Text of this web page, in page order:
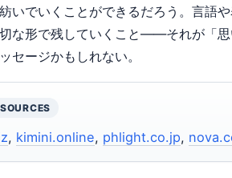
いでいくことができるだろう。言語
な形で残していくこと——それが「
セージかもしれない。
, kimini.online, phlight.co.jp,